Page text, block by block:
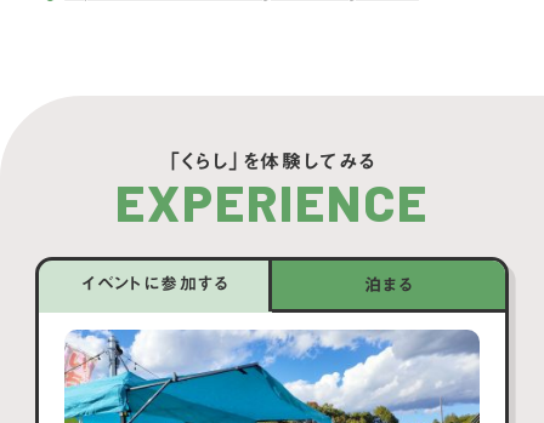
「くらし」を体験してみる
EXPERIENCE
イベントに参加する 泊まる